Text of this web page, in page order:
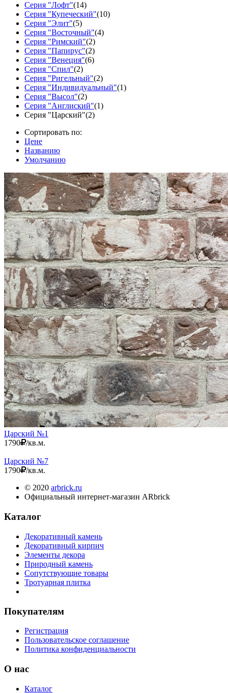
Серия "Лофт"(14)
Серия "Купеческий"(10)
Серия "Элит"(5)
Серия "Восточный"(4)
Серия "Римский"(2)
Серия "Папирус"(2)
Серия "Венеция"(6)
Серия "Спил"(2)
Серия "Ригельный"(2)
Серия "Индивидуальный"(1)
Серия "Высол"(2)
Серия "Англиский"(1)
Серия "Царский"(2)
Сортировать по:
Цене
Названию
Умолчанию
Царский №1
1790
/кв.м.
Царский №7
1790
/кв.м.
© 2020 arbrick.ru
Официальный интернет-магазин ARbrick
Каталог
Декоративный камень
Декоративный кирпич
Элементы декора
Природный камень
Сопутствующие товары
Тротуарная плитка
Покупателям
Регистрация
Пользовательское соглашение
Политика конфиденциальности
О нас
Каталог